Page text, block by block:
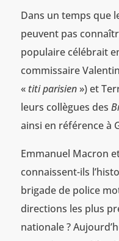
Dans un temps que
peuvent pas
populaire célébrait
commissaire
« titi parisien») et
leurs collègues des
ainsi en référence à
Emmanuel Macron
connaissent-ils
brigade de police
directions les plus
nationale ?